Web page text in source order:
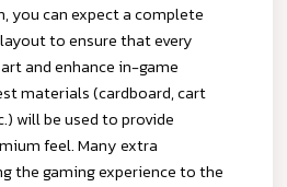
you can expect a complete
to ensure that every
and enhance in-game
materials (cardboard, cart
will be used to provide
feel. Many extra
the gaming experience to the